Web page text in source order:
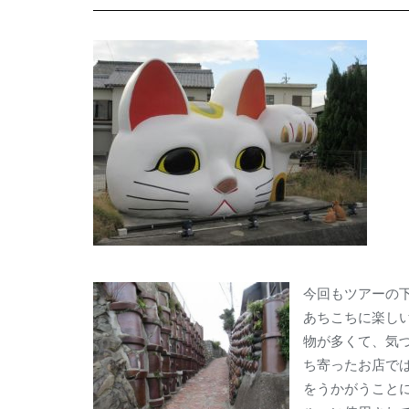
今回もツアーの
あちこちに楽し
物が多くて、気
ち寄ったお店で
をうかがうこと